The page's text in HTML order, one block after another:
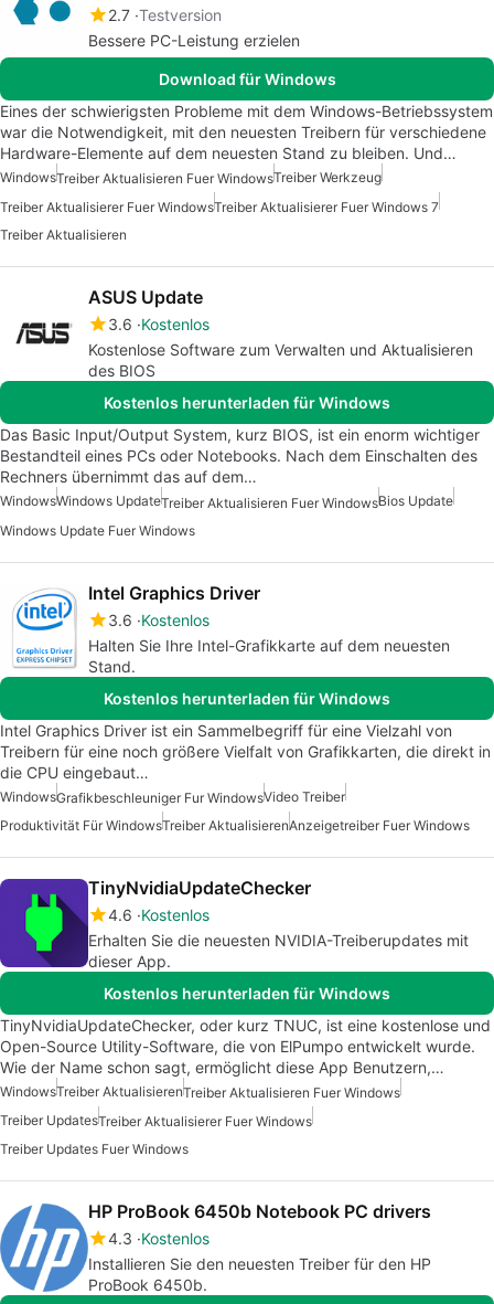
2.7 Testversion
Bessere PC-Leistung erzielen
Download für Windows
Eines der schwierigsten Probleme mit dem Windows-Betriebssystem
war die Notwendigkeit, mit den neuesten Treibern für verschiedene
Hardware-Elemente auf dem neuesten Stand zu bleiben. Und…
WindowsTreiber Aktualisieren Fuer WindowsTreiber Werkzeug
Treiber Aktualisierer Fuer WindowsTreiber Aktualisierer Fuer Windows 7
Treiber Aktualisieren
ASUS Update
3.6 Kostenlos
Kostenlose Software zum Verwalten und Aktualisieren
des BIOS
Kostenlos herunterladen für Windows
Das Basic Input/Output System, kurz BIOS, ist ein enorm wichtiger
Bestandteil eines PCs oder Notebooks. Nach dem Einschalten des
Rechners übernimmt das auf dem…
WindowsWindows UpdateTreiber Aktualisieren Fuer WindowsBios Update
Windows Update Fuer Windows
Intel Graphics Driver
3.6 Kostenlos
Halten Sie Ihre Intel-Grafikkarte auf dem neuesten
Stand.
Kostenlos herunterladen für Windows
Intel Graphics Driver ist ein Sammelbegriff für eine Vielzahl von
Treibern für eine noch größere Vielfalt von Grafikkarten, die direkt in
die CPU eingebaut…
WindowsGrafikbeschleuniger Fur WindowsVideo Treiber
Produktivität Für WindowsTreiber AktualisierenAnzeigetreiber Fuer Windows
TinyNvidiaUpdateChecker
4.6 Kostenlos
Erhalten Sie die neuesten NVIDIA-Treiberupdates mit
dieser App.
Kostenlos herunterladen für Windows
TinyNvidiaUpdateChecker, oder kurz TNUC, ist eine kostenlose und
Open-Source Utility-Software, die von ElPumpo entwickelt wurde.
Wie der Name schon sagt, ermöglicht diese App Benutzern,…
WindowsTreiber AktualisierenTreiber Aktualisieren Fuer Windows
Treiber UpdatesTreiber Aktualisierer Fuer Windows
Treiber Updates Fuer Windows
HP ProBook 6450b Notebook PC drivers
4.3 Kostenlos
Installieren Sie den neuesten Treiber für den HP
ProBook 6450b.